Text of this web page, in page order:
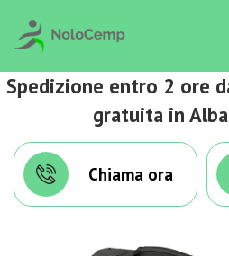
Spedizione entro 2 ore
gratuita in
Chiama ora